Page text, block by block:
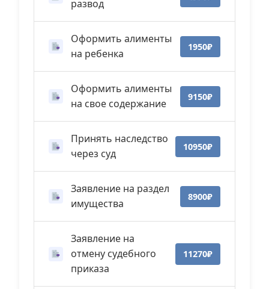
развод
Оформить алименты
на ребенка
1950₽
Оформить алименты
на свое содержание
9150₽
Принять наследство
через суд
10950₽
Заявление на раздел
имущества
8900₽
Заявление на
отмену судебного
приказа
11270₽